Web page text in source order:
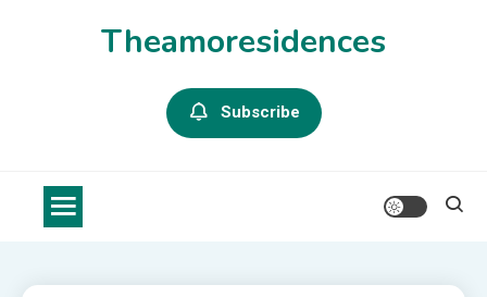
Theamoresidences
Subscribe